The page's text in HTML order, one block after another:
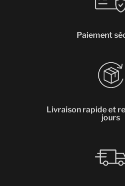
Paiement
Livraison rapide et
jours